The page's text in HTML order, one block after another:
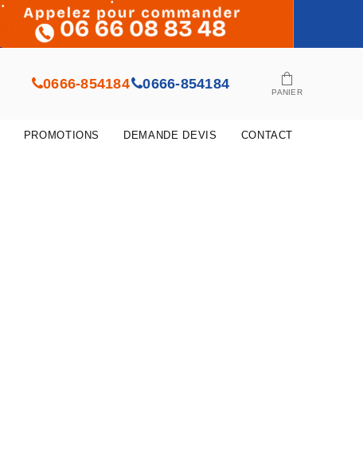
0666-854184 0666-854184
PANIER
PROMOTIONS DEMANDE DEVIS CONTACT
•
•
•
•